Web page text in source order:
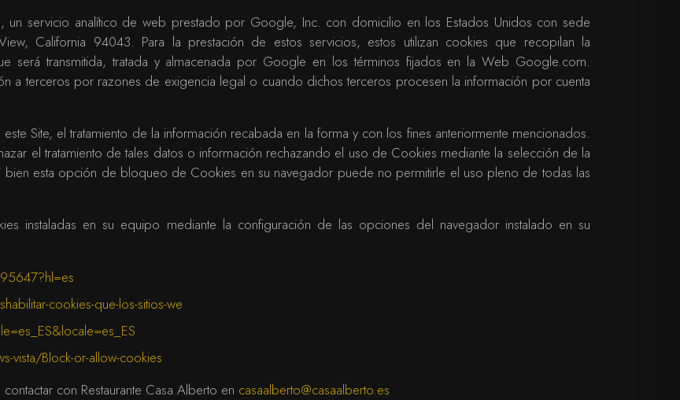
un servicio analítico de web prestado por Google, Inc. con domicilio en los Estados Unidos con sede
California 94043. Para la prestación de estos servicios, estos utilizan cookies que recopilan la
será transmitida, tratada y almacenada por Google en los términos fijados en la Web Google.com.
a terceros por razones de exigencia legal o cuando dichos terceros procesen la información por cuenta
Site, el tratamiento de la información recabada en la forma y con los fines anteriormente mencionados.
el tratamiento de tales datos o información rechazando el uso de Cookies mediante la selección de la
bien esta opción de bloqueo de Cookies en su navegador puede no permitirle el uso pleno de todas las
instaladas en su equipo mediante la configuración de las opciones del navegador instalado en su
cookies-que-los-sitios-we
vista/Block-or-allow-cookies
con Restaurante Casa Alberto en casaalberto@casaalberto.es